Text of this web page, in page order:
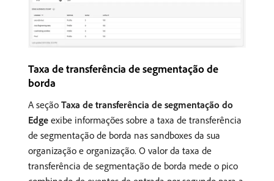
Taxa de transferência de segmentação de
borda
A seção Taxa de transferência de segmentação do
Edge exibe informações sobre a taxa de transferência
de segmentação de borda nas sandboxes da sua
organização e organização. O valor da taxa de
transferência de segmentação de borda mede o pico